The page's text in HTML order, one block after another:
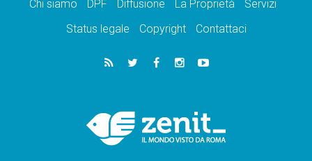
Chi siamo DPF Diffusione La Proprietà
Servizi
Status legale
Copyright Contattaci